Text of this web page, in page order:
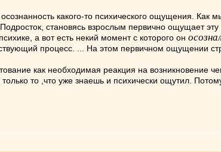
какого-то психического ощущения.
становясь взрослым первично ощущает
а вот есть некий момент с которого он
процесс. ... На этом первичном ощущении
как необходимая реакция на возникновение
то ,что уже знаешь и психически ощутил.